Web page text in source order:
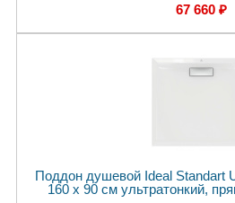
67 660 ₽
Поддон душевой Ideal Standart
160 x 90 см ультратонкий,